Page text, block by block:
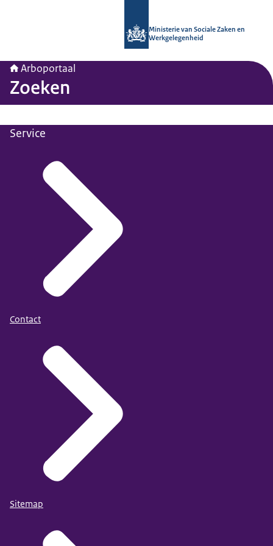
Ministerie van Sociale Zaken en
Werkgelegenheid
Arboportaal
Zoeken
Service
Contact
Sitemap